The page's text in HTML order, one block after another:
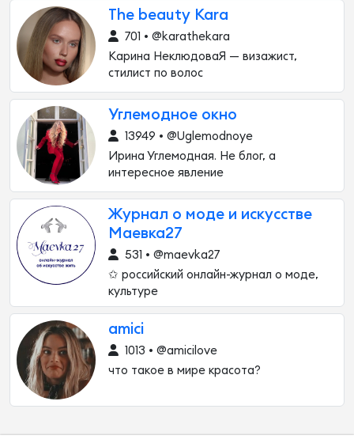
The beauty Kara
701 • @karathekara
Карина НеклюдоваЯ — визажист,
стилист по волос
Углемодное окно
13949 • @Uglemodnoye
Ирина Углемодная. Не блог, а
интересное явление
Журнал о моде и искусстве
Маевка27
531 • @maevka27
✩ российский онлайн-журнал о моде,
культуре
amici
1013 • @amicilove
что такое в мире красота?